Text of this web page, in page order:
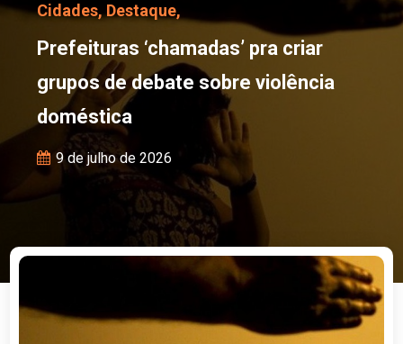
Cidades, Destaque,
Prefeituras ‘chamadas’ pra criar
grupos de debate sobre violência
doméstica
9 de julho de 2026